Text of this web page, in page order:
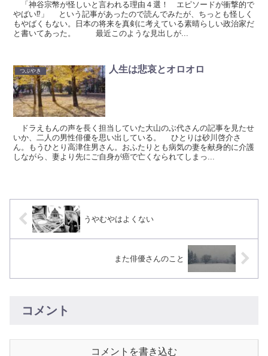
「神谷宗幣が怪しいと言われる理由４選！ エピソードが衝撃的で
やばい⁉」 という記事があったので読んでみたが、ちっとも怪しく
もやばくもない。日本の将来を真剣に考えている素晴らしい政治家だ
と書いてあった。 最近このような見出しが...
つぶやき 人生は悲哀とオロオロ
ドラえもんの声を長く担当していた大山のぶ代さんの記事を見たせ
いか、二人の男性俳優を思い出している。 ひとりは砂川啓介さ
ん。もうひとり高津住男さん。おふたりとも病気の妻を献身的に介護
しながら、妻より先にご自身が癌で亡くなられてしまっ...
うやむやはよくない
また俳優さんのこと
コメント
コメントを書き込む